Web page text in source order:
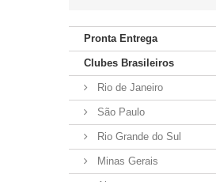
Pronta Entrega
Clubes Brasileiros
Rio de Janeiro
São Paulo
Rio Grande do Sul
Minas Gerais